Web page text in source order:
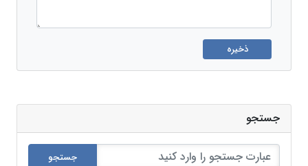
ذخیره
جستجو
جستجو